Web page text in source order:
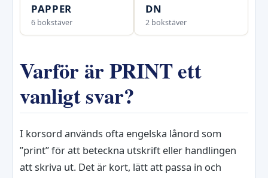
PAPPER
6 bokstäver
DN
2 bokstäver
Varför är PRINT ett
vanligt svar?
I korsord används ofta engelska lånord som
”print” för att beteckna utskrift eller handlingen
att skriva ut. Det är kort, lätt att passa in och